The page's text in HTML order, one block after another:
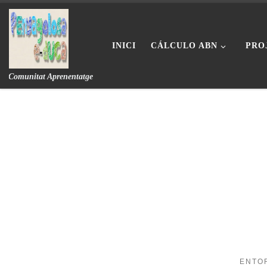
Skip to content
Comunitat Aprenentatge
INICI CÁLCULO ABN